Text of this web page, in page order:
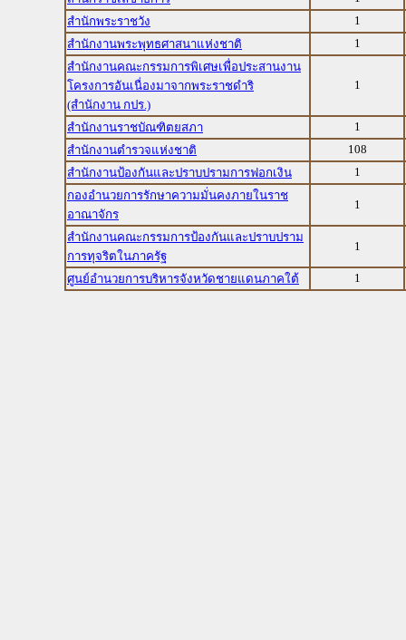
สำนักพระราชวัง
1
สำนักงานพระพุทธศาสนาแห่งชาติ
1
สำนักงานคณะกรรมการพิเศษเพื่อประสานงาน
โครงการอันเนื่องมาจากพระราชดำริ
(สำนักงาน กปร.)
1
สำนักงานราชบัณฑิตยสภา
1
สำนักงานตำรวจแห่งชาติ
108
สำนักงานป้องกันและปราบปรามการฟอกเงิน
1
กองอำนวยการรักษาความมั่นคงภายในราช
อาณาจักร
1
สำนักงานคณะกรรมการป้องกันและปราบปราม
การทุจริตในภาครัฐ
1
ศูนย์อำนวยการบริหารจังหวัดชายแดนภาคใต้ 1